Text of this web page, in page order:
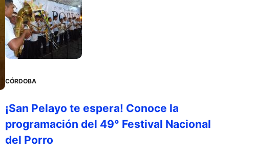
CÓRDOBA
¡San Pelayo te espera! Conoce la
programación del 49° Festival Nacional
del Porro